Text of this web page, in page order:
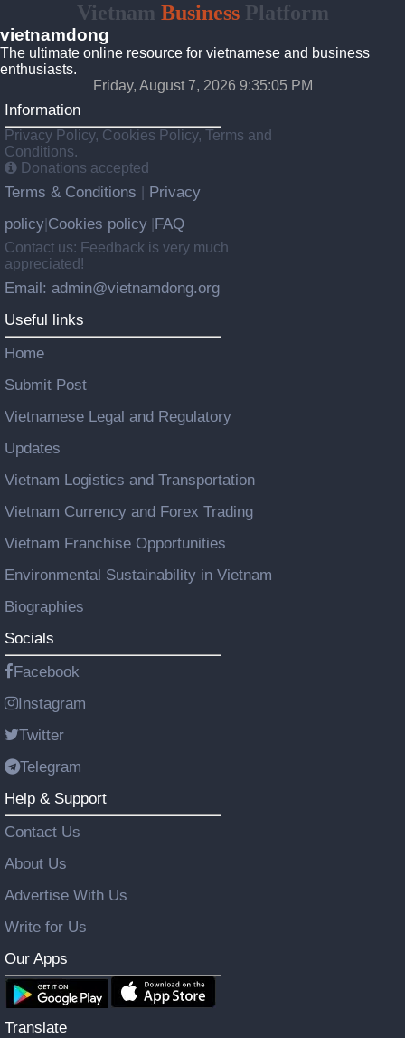
Vietnam BusinessPlatform
vietnamdong
The ultimate online resource for vietnamese and business
enthusiasts.
Friday, August 7, 2026 9:35:06 PM
Information
Privacy Policy, Cookies Policy, Terms and
Conditions.
Donations accepted
Terms & Conditions
Privacy
policy Cookies policy FAQ
Contact us: Feedback is very much
appreciated!
Email: admin@vietnamdong.org
Useful links
Home
Submit Post
Vietnamese Legal and Regulatory
Updates
Vietnam Logistics and Transportation
Vietnam Currency and Forex Trading
Vietnam Franchise Opportunities
Environmental Sustainability in Vietnam
Biographies
Socials
Facebook
Instagram
Twitter
Telegram
Help & Support
Contact Us
About Us
Advertise With Us
Write for Us
Our Apps
Translate